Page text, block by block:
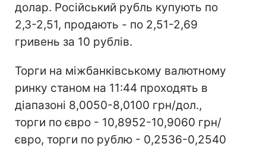
долар. Російський рубль купують по
2,3-2,51, продають - по 2,51-2,69
гривень за 10 рублів.
Торги на міжбанківському валютному
ринку станом на 11:44 проходять в
діапазоні 8,0050-8,0100 грн/дол.,
торги по євро - 10,8952-10,9060 грн/
євро, торги по рублю - 0,2536-0,2540